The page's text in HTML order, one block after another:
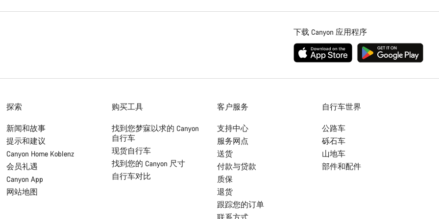
下载 Canyon 应用程序
探索
新闻和故事
提示和建议
Canyon Home Koblenz
会员礼遇
Canyon App
网站地图
购买工具
找到您梦寐以求的 Canyon
自行车
现货自行车
找到您的 Canyon 尺寸
自行车对比
客户服务
支持中心
服务网点
送货
付款与贷款
质保
退货
跟踪您的订单
自行车世界
公路车
砾石车
山地车
部件和配件